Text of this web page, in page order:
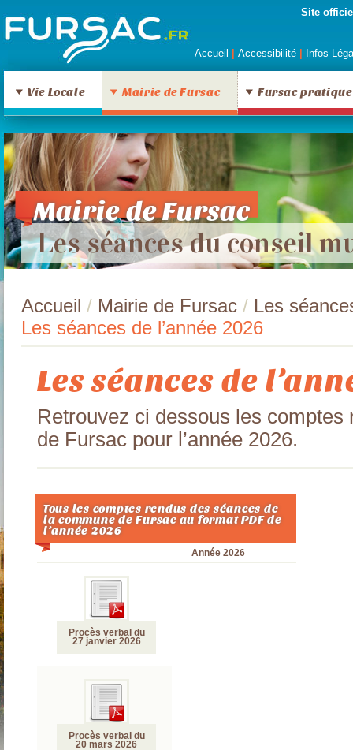
Site
Accueil Accessibilité Infos
Vie Locale Mairie de Fursac Fursac pratique
Mairie de Fursac
Les séances du conseil
Accueil / Mairie de Fursac / Les
Les séances de l’année 2026
Les séances de
Retrouvez ci dessous les comptes
de Fursac pour l’année 2026.
Tous les comptes rendus des séances de
la commune de Fursac au format PDF de
l’année 2026
Année 2026
Procès verbal du
27 janvier 2026
Procès verbal du
20 mars 2026